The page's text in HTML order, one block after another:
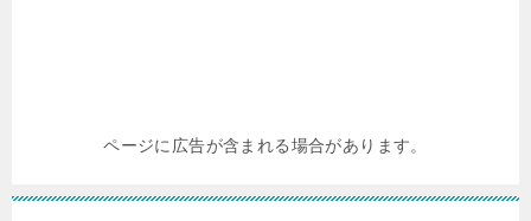
ページに広告が含まれる場合があります。